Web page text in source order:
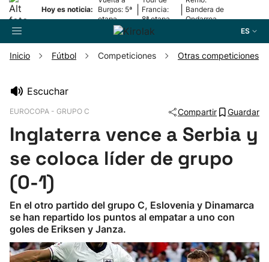
Hoy es noticia:
Burgos: 5ª
etapa
Francia:
8ª etapa
Bandera de
Ondarroa
ES
Pelota
Remo
Baloncesto
Ciclismo
Inicio Fútbol Competiciones Otras competiciones
Escuchar
EUROCOPA - GRUPO C Compartir Guardar
Inglaterra vence a Serbia y
se coloca líder de grupo
(0-1)
En el otro partido del grupo C, Eslovenia y Dinamarca
se han repartido los puntos al empatar a uno con
goles de Eriksen y Janza.